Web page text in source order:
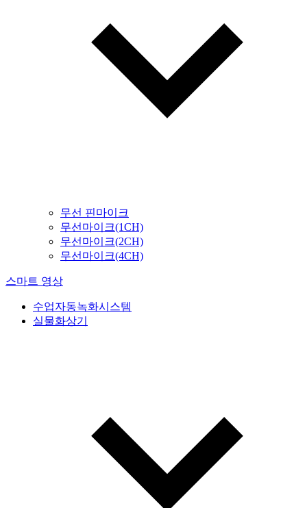
무선 핀마이크
무선마이크(1CH)
무선마이크(2CH)
무선마이크(4CH)
스마트 영상
수업자동녹화시스템
실물화상기